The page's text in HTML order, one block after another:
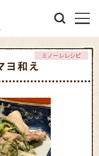
ヨ和え
ミノーレレシピ